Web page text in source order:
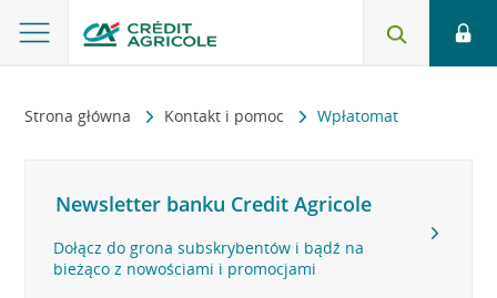
Strona główna Kontakt i pomoc Wpłatomat
Newsletter banku Credit Agricole
Dołącz do grona subskrybentów i bądź na
bieżąco z nowościami i promocjami